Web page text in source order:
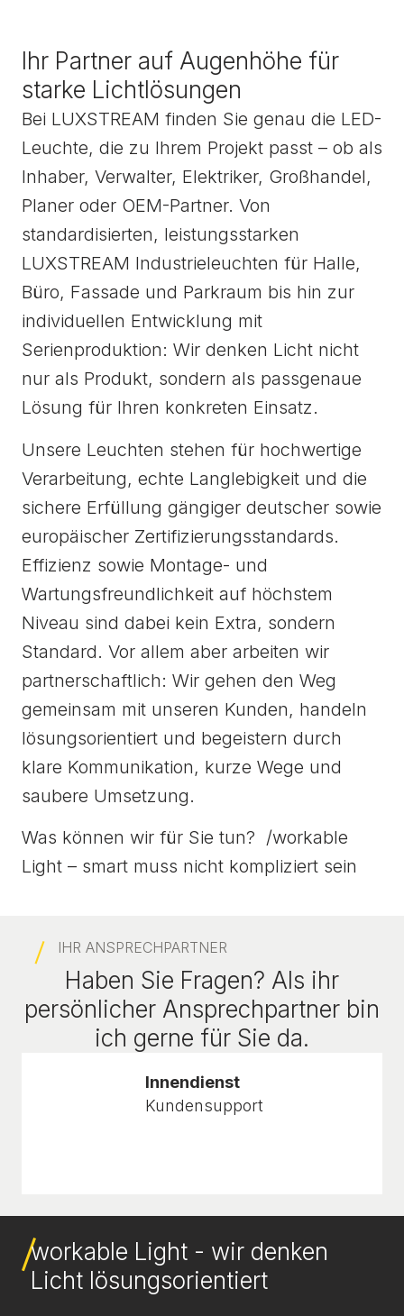
Ihr Partner auf Augenhöhe für
starke Lichtlösungen
Bei LUXSTREAM finden Sie genau die LED-
Leuchte, die zu Ihrem Projekt passt – ob als
Inhaber, Verwalter, Elektriker, Großhandel,
Planer oder OEM-Partner. Von
standardisierten, leistungsstarken
LUXSTREAM Industrieleuchten für Halle,
Büro, Fassade und Parkraum bis hin zur
individuellen Entwicklung mit
Serienproduktion: Wir denken Licht nicht
nur als Produkt, sondern als passgenaue
Lösung für Ihren konkreten Einsatz.
Unsere Leuchten stehen für hochwertige
Verarbeitung, echte Langlebigkeit und die
sichere Erfüllung gängiger deutscher sowie
europäischer Zertifizierungsstandards.
Effizienz sowie Montage- und
Wartungsfreundlichkeit auf höchstem
Niveau sind dabei kein Extra, sondern
Standard. Vor allem aber arbeiten wir
partnerschaftlich: Wir gehen den Weg
gemeinsam mit unseren Kunden, handeln
lösungsorientiert und begeistern durch
klare Kommunikation, kurze Wege und
saubere Umsetzung.
Was können wir für Sie tun? /workable
Light – smart muss nicht kompliziert sein
IHR ANSPRECHPARTNER
Haben Sie Fragen? Als ihr
persönlicher Ansprechpartner bin
ich gerne für Sie da.
Innendienst
Kundensupport
workable Light - wir denken
Licht lösungsorientiert